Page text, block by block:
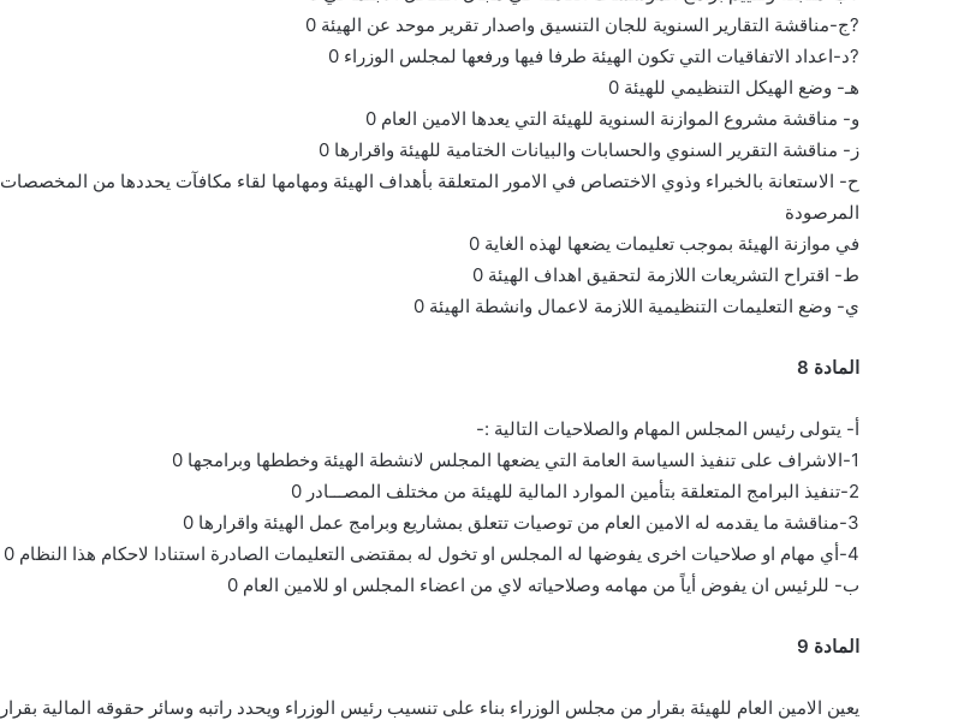
?ج-مناقشة التقارير السنوية للجان التنسيق واصدار تقرير موحد عن الهيئة 0
?د-اعداد الاتفاقيات التي تكون الهيئة طرفا فيها ورفعها لمجلس الوزراء 0
هـ- وضع الهيكل التنظيمي للهيئة 0
و- مناقشة مشروع الموازنة السنوية للهيئة التي يعدها الامين العام 0
ز- مناقشة التقرير السنوي والحسابات والبيانات الختامية للهيئة واقرارها 0
ح- الاستعانة بالخبراء وذوي الاختصاص في الامور المتعلقة بأهداف الهيئة ومهامها لقاء مكافآت يحددها من المخصصات
المرصودة
في موازنة الهيئة بموجب تعليمات يضعها لهذه الغاية 0
ط- اقتراح التشريعات اللازمة لتحقيق اهداف الهيئة 0
ي- وضع التعليمات التنظيمية اللازمة لاعمال وانشطة الهيئة 0
المادة 8
أ- يتولى رئيس المجلس المهام والصلاحيات التالية :-
1-الاشراف على تنفيذ السياسة العامة التي يضعها المجلس لانشطة الهيئة وخططها وبرامجها 0
2-تنفيذ البرامج المتعلقة بتأمين الموارد المالية للهيئة من مختلف المصـــادر 0
3-مناقشة ما يقدمه له الامين العام من توصيات تتعلق بمشاريع وبرامج عمل الهيئة واقرارها 0
4-أي مهام او صلاحيات اخرى يفوضها له المجلس او تخول له بمقتضى التعليمات الصادرة استنادا لاحكام هذا النظام 0
ب- للرئيس ان يفوض أياً من مهامه وصلاحياته لاي من اعضاء المجلس او للامين العام 0
المادة 9
يعين الامين العام للهيئة بقرار من مجلس الوزراء بناء على تنسيب رئيس الوزراء ويحدد راتبه وسائر حقوقه المالية بقرار